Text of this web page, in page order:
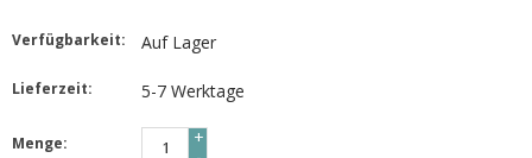
Verfügbarkeit: Auf Lager
Lieferzeit: 5-7 Werktage
Menge:
+